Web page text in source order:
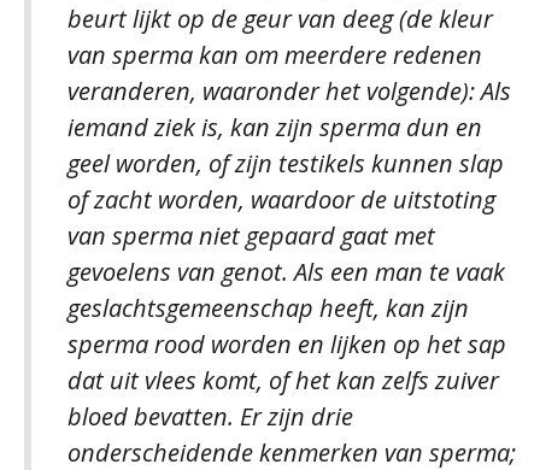
beurt lijkt op de geur van deeg (de kleur
van sperma kan om meerdere redenen
veranderen, waaronder het volgende): Als
iemand ziek is, kan zijn sperma dun en
geel worden, of zijn testikels kunnen slap
of zacht worden, waardoor de uitstoting
van sperma niet gepaard gaat met
gevoelens van genot. Als een man te vaak
geslachtsgemeenschap heeft, kan zijn
sperma rood worden en lijken op het sap
dat uit vlees komt, of het kan zelfs zuiver
bloed bevatten. Er zijn drie
onderscheidende kenmerken van sperma;